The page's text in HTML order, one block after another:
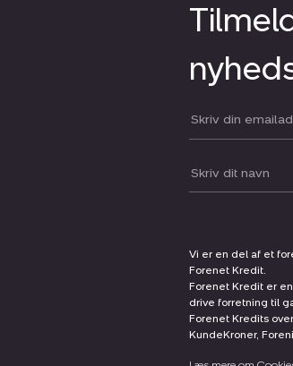
Din email:
Dit navn:
Vi er en del af et
Forenet Kredit.
Forenet Kredit er
drive forretning til
Forenet Kredits
KundeKroner,